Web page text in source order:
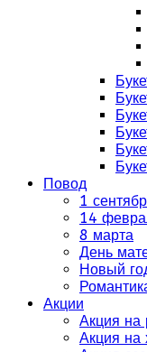
Повод
1
14
8 марта
День
Новый
Акции
Акция на
Акция на